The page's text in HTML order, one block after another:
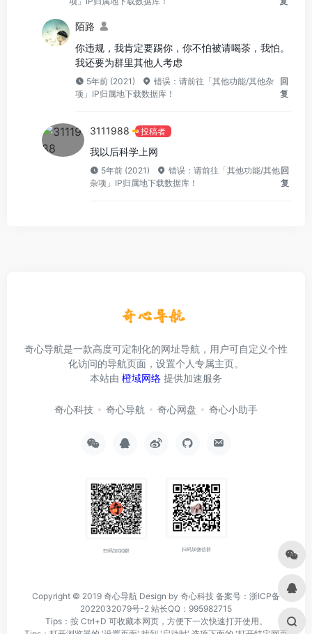
陌路
你违规，我肯定要踢你，你不怕被请喝茶，我怕。
我还要为群里其他人考虑
5年前 (2021)
错误：请前往「其他功能/其他杂
项」IP归属地下载数据库！
回
复
3111988 投稿者
我以后科学上网
5年前 (2021)
错误：请前往「其他功能/其他
杂项」IP归属地下载数据库！
回
复
奇心导航是一款高度可定制化的网址导航，用户可自定义个性
化访问的导航页面，设置个人专属主页。
本站由 橙域网络 提供加速服务
奇心科技 奇心导航 奇心网盘 奇心小助手
扫码加QQ群 扫码加微信群
Copyright © 2019 奇心导航 Design by 奇心科技 备案号：浙ICP备
2022032079号-2 站长QQ：995982715
Tips：按 Ctrl+D 可收藏本网页，方便下一次快速打开使用。